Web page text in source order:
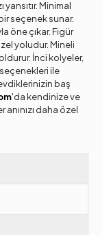
yansıtır. Minimal
seçenek sunar.
öne çıkar. Figür
yoludur. Mineli
İnci kolyeler,
ile
baş
'da kendinize ve
daha özel